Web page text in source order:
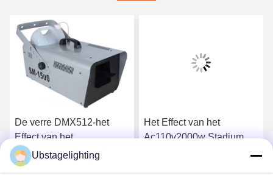
De verre DMX512-het
Effect van het
Controlestadium Machine
van de Machine 50-60m2
Het Effect van het
Ac110v2000w Stadium
Ubstagelighting